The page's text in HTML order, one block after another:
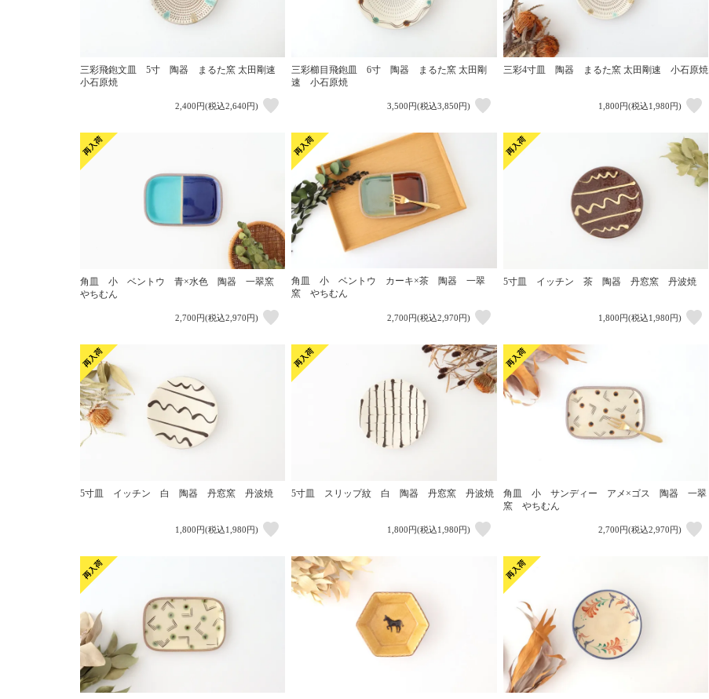
三彩飛鉋文皿 5寸 陶器 まるた窯 太田剛速
小石原焼
2,400円(税込2,640円)
三彩櫛目飛鉋皿 6寸 陶器 まるた窯 太田剛
速 小石原焼
3,500円(税込3,850円)
三彩4寸皿 陶器 まるた窯 太田剛速 小石原焼
1,800円(税込1,980円)
角皿 小 ベントウ 青×水色 陶器 一翠窯
やちむん
2,700円(税込2,970円)
角皿 小 ベントウ カーキ×茶 陶器 一翠
窯 やちむん
2,700円(税込2,970円)
5寸皿 イッチン 茶 陶器 丹窓窯 丹波焼
1,800円(税込1,980円)
5寸皿 イッチン 白 陶器 丹窓窯 丹波焼
1,800円(税込1,980円)
5寸皿 スリップ紋 白 陶器 丹窓窯 丹波焼
1,800円(税込1,980円)
角皿 小 サンディー アメ×ゴス 陶器 一翠
窯 やちむん
2,700円(税込2,970円)